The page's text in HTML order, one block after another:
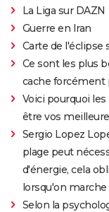
La Liga sur DAZN
Guerre en Iran
Carte de l'éclipse
Ce sont les plus
cache forcément
Voici pourquoi
être vos
Sergio Lopez
plage peut
d'énergie, cela
lorsqu'on
Selon la